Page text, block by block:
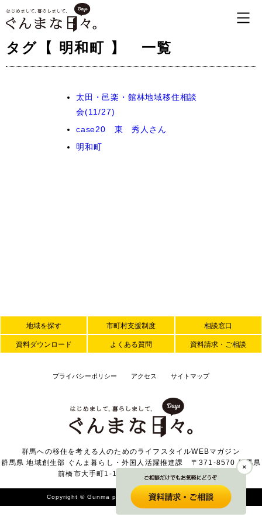
タグ【 明和町 】 一覧
太田・邑楽・館林地域移住相談
会(11/27)
case20 東 秀人さん
明和町
×
地域を探す 市町村支援制度 相談窓口
資料ダウンロード よくある質問 資料請求・ご相談
プライバシーポリシー アクセス サイトマップ
群馬への移住を考える人のためのライフスタイルWEBマガジン
群馬県 地域創生部 ぐんま暮らし・外国人活躍推進課 〒371-8570 群馬県
前橋市大手町1-1-1 TEL 027-226-2371
Copyright © Gunma prefecture. All Rights Reserved.